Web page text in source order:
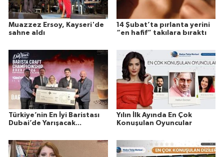
Muazzez Ersoy, Kayseri'de
sahne aldı
14 Şubat’ta pırlanta yerini
“en hafif” takılara bıraktı
Türkiye’nin En İyi Baristası
Dubai’de Yarışacak...
Yılın İlk Ayında En Çok
Konuşulan Oyuncular